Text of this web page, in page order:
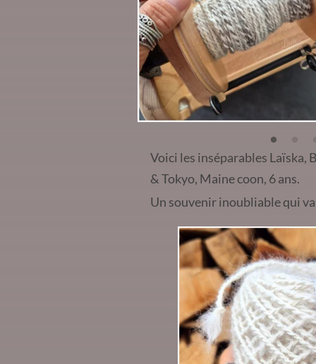
Voici les inséparables Laïska,
& Tokyo, Maine coon, 6 ans.
Un souvenir inoubliable qui